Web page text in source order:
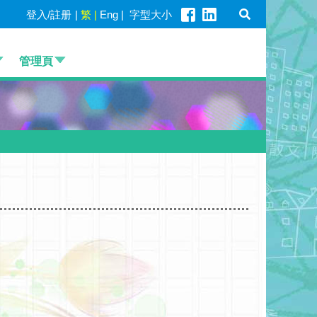
登入/註册 | 繁 | Eng | 字型大小
管理頁